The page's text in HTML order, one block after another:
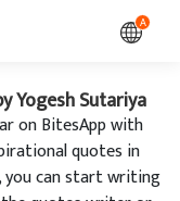
A
Yogesh Sutariya
on BitesApp with
quotes in
you can start writing